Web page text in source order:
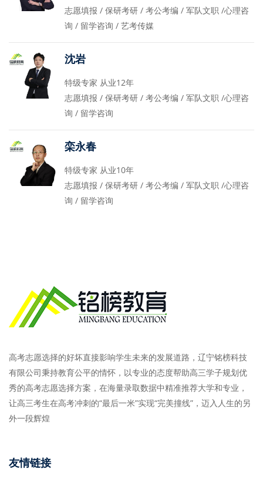
志愿填报 / 保研考研 / 考公考编 / 军队文职 /心理咨
询 / 留学咨询 / 艺考传媒
沈岩
特级专家 从业12年
志愿填报 / 保研考研 / 考公考编 / 军队文职 /心理咨
询 / 留学咨询
栾永春
特级专家 从业10年
志愿填报 / 保研考研 / 考公考编 / 军队文职 /心理咨
询 / 留学咨询
高考志愿选择的好坏直接影响学生未来的发展道路，辽宁铭榜科技
有限公司秉持教育公平的情怀，以专业的态度帮助高三学子规划优
秀的高考志愿选择方案，在海量录取数据中精准推荐大学和专业，
让高三考生在高考冲刺的“最后一米”实现“完美撞线”，迈入人生的另
外一段辉煌
友情链接